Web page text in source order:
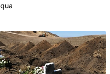
qua